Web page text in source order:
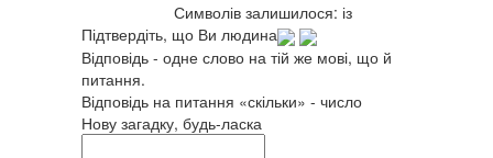
Символів залишилося: із
Підтвердіть, що Ви людина
Відповідь - одне слово на тій же мові, що й
питання.
Відповідь на питання «скільки» - число
Нову загадку, будь-ласка